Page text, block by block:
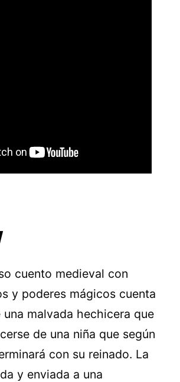
cuento medieval con
y poderes mágicos cuenta
malvada hechicera que
de una niña que según
con su reinado. La
y enviada a una